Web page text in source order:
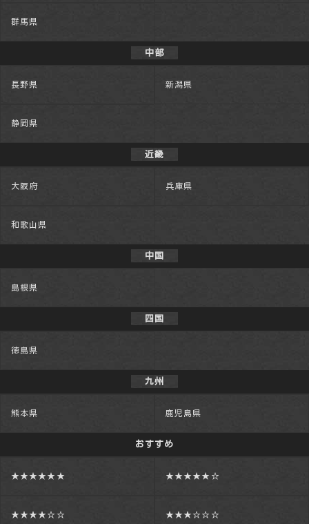
群馬県
中部
長野県 新潟県
静岡県
近畿
大阪府 兵庫県
和歌山県
中国
島根県
四国
徳島県
九州
熊本県 鹿児島県
おすすめ
★★★★★★ ★★★★★☆
★★★★☆☆ ★★★☆☆☆